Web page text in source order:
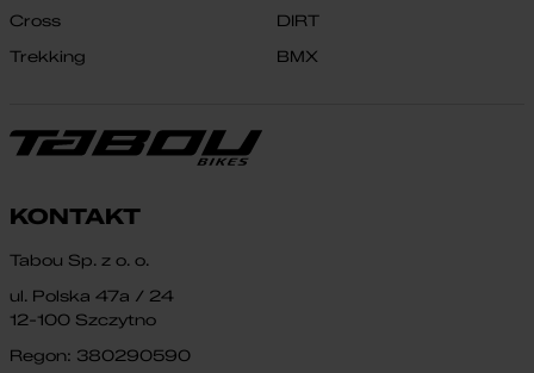
Cross
Trekking
DIRT
BMX
KONTAKT
Tabou Sp. z o. o.
ul. Polska 47a / 24
12-100 Szczytno
Regon: 380290590